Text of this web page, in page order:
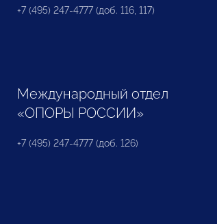
+7 (495) 247-4777 (доб. 116, 117)
Международный отдел
«ОПОРЫ РОССИИ»
+7 (495) 247-4777 (доб. 126)